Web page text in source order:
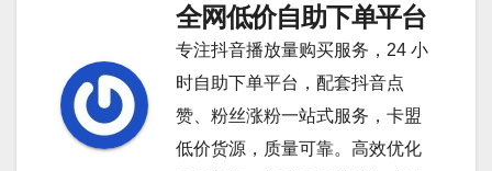
全网低价自助下单平台
专注抖音播放量购买服务，24 小
时自助下单平台，配套抖音点
赞、粉丝涨粉一站式服务，卡盟
低价货源，质量可靠。高效优化